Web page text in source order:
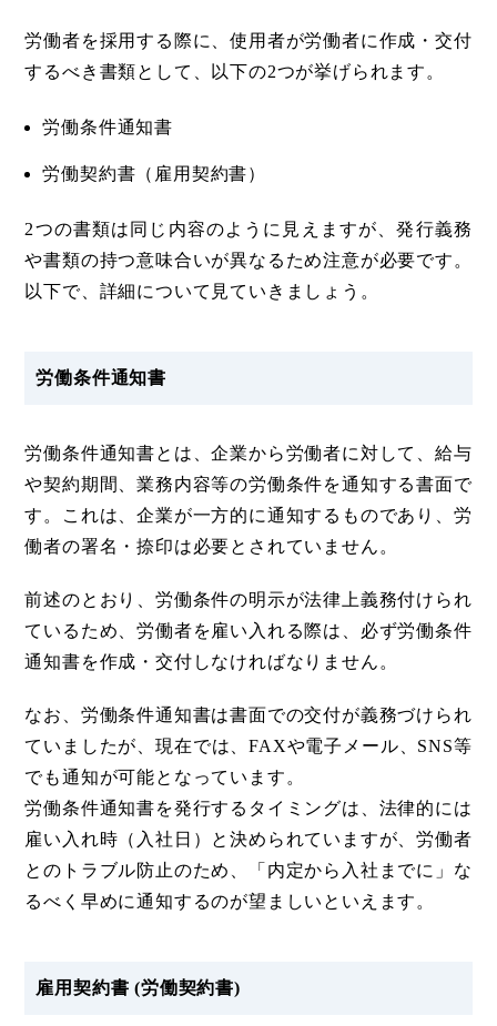
労働者を採用する際に、使用者が労働者に作成・交付
するべき書類として、以下の2つが挙げられます。
労働条件通知書
労働契約書（雇用契約書）
2つの書類は同じ内容のように見えますが、発行義務
や書類の持つ意味合いが異なるため注意が必要です。
以下で、詳細について見ていきましょう。
労働条件通知書
労働条件通知書とは、企業から労働者に対して、給与
や契約期間、業務内容等の労働条件を通知する書面で
す。これは、企業が一方的に通知するものであり、労
働者の署名・捺印は必要とされていません。
前述のとおり、労働条件の明示が法律上義務付けられ
ているため、労働者を雇い入れる際は、必ず労働条件
通知書を作成・交付しなければなりません。
なお、労働条件通知書は書面での交付が義務づけられ
ていましたが、現在では、FAXや電子メール、SNS等
でも通知が可能となっています。
労働条件通知書を発行するタイミングは、法律的には
雇い入れ時（入社日）と決められていますが、労働者
とのトラブル防止のため、「内定から入社までに」な
るべく早めに通知するのが望ましいといえます。
雇用契約書 (労働契約書)